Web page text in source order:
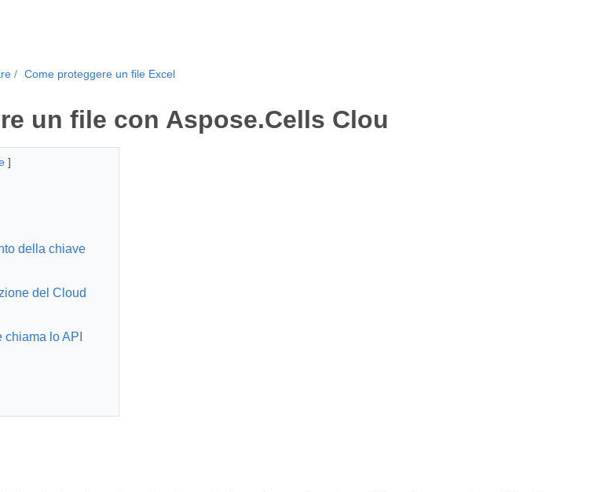
Come proteggere un file Excel
un file con Aspose.Cells Clou
]
della chiave
del Cloud
lo API